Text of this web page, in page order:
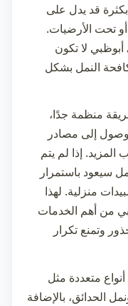
قد يدل على
تحت الأرضيات.
لا تكون
النمل بشكل
منظمة جدًا،
إلى مصادر
المزيد. إذا لم يتم
سيعود باستمرار
منزلية. لهذا
من أهم الخدمات
وتمنع تكرار
متعددة مثل
الحدائق، بالإضافة